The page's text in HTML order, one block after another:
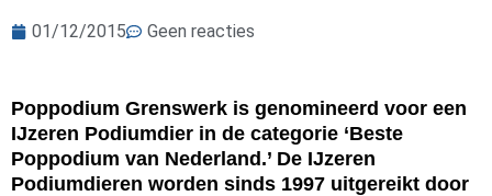
01/12/2015 Geen reacties
Poppodium Grenswerk is genomineerd voor een
IJzeren Podiumdier in de categorie ‘Beste
Poppodium van Nederland.’ De IJzeren
Podiumdieren worden sinds 1997 uitgereikt door